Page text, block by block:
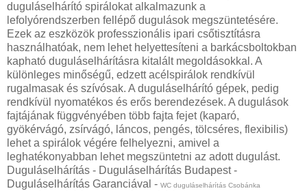
duguláselhárító spirálokat alkalmazunk a
lefolyórendszerben fellépő dugulások megszüntetésére.
Ezek az eszközök professzionális ipari csőtisztításra
használhatóak, nem lehet helyettesíteni a barkácsboltokban
kapható duguláselhárításra kitalált megoldásokkal. A
különleges minőségű, edzett acélspirálok rendkívül
rugalmasak és szívósak. A duguláselhárító gépek, pedig
rendkívül nyomatékos és erős berendezések. A dugulások
fajtájának függvényében több fajta fejet (kaparó,
gyökérvágó, zsírvágó, láncos, pengés, tölcséres, flexibilis)
lehet a spirálok végére felhelyezni, amivel a
leghatékonyabban lehet megszüntetni az adott dugulást.
Duguláselhárítás - Duguláselhárítás Budapest -
Duguláselhárítás Garanciával - WC duguláselhárítás Csobánka